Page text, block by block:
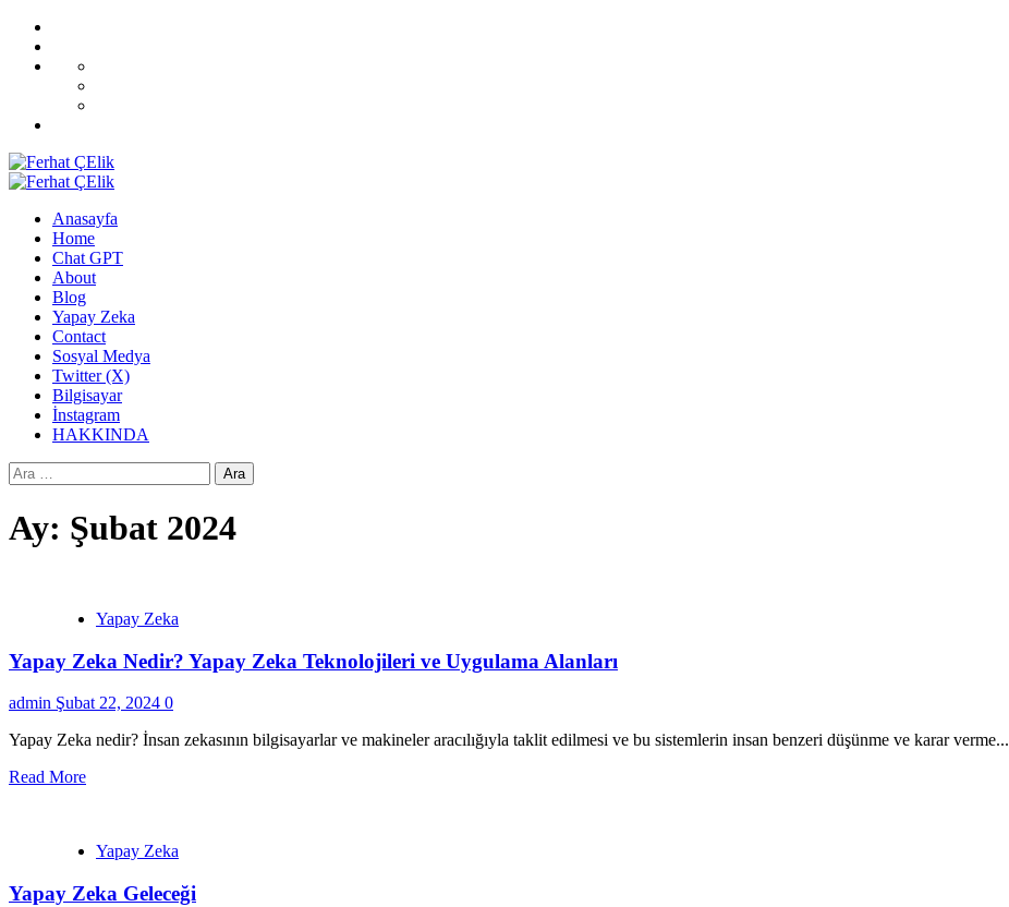
Skip
content
Demos
Primary
Anasayfa
Home
Chat GPT
About
Blog
Yapay Zeka
Contact
Sosyal Medya
Twitter (X)
Bilgisayar
İnstagram
HAKKINDA
Arama:
Ay: Şubat 2024
Yapay Zeka
Yapay Zeka Nedir? Yapay Zeka Teknolojileri ve Uygulama Alanları
admin Şubat 22, 2024 0
Yapay Zeka nedir? İnsan zekasının bilgisayarlar ve makineler aracılığıyla taklit edilmesi ve bu sistemlerin insan benzeri düşünme ve karar verme...
Read More
Yapay Zeka
Yapay Zeka Geleceği